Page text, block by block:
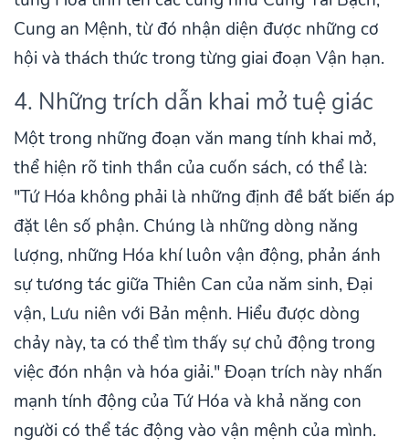
Cung an Mệnh, từ đó nhận diện được những cơ
hội và thách thức trong từng giai đoạn Vận hạn.
4. Những trích dẫn khai mở tuệ giác
Một trong những đoạn văn mang tính khai mở,
thể hiện rõ tinh thần của cuốn sách, có thể là:
"Tứ Hóa không phải là những định đề bất biến áp
đặt lên số phận. Chúng là những dòng năng
lượng, những Hóa khí luôn vận động, phản ánh
sự tương tác giữa Thiên Can của năm sinh, Đại
vận, Lưu niên với Bản mệnh. Hiểu được dòng
chảy này, ta có thể tìm thấy sự chủ động trong
việc đón nhận và hóa giải." Đoạn trích này nhấn
mạnh tính động của Tứ Hóa và khả năng con
người có thể tác động vào vận mệnh của mình.